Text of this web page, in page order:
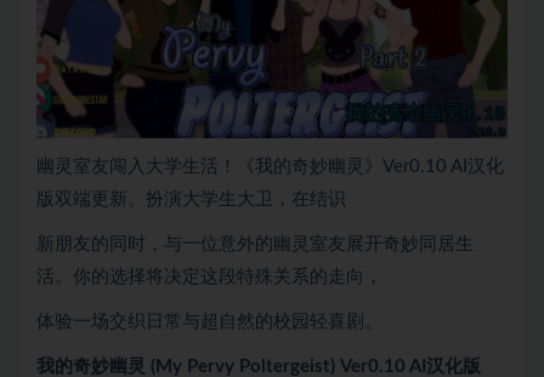
幽灵室友闯入大学生活！《我的奇妙幽灵》Ver0.10 AI汉化
版双端更新。扮演大学生大卫，在结识
新朋友的同时，与一位意外的幽灵室友展开奇妙同居生
活。你的选择将决定这段特殊关系的走向，
体验一场交织日常与超自然的校园轻喜剧。
我的奇妙幽灵 (My Pervy Poltergeist) Ver0.10 AI汉化版